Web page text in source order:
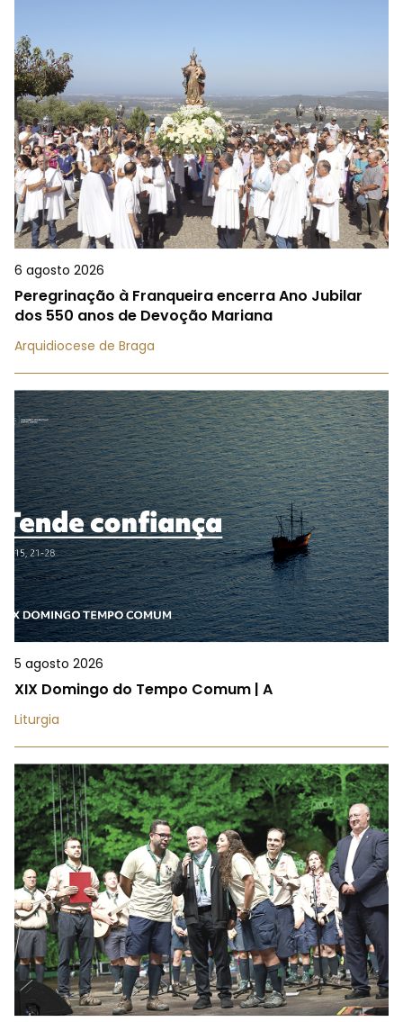
6 agosto 2026
Peregrinação à Franqueira encerra Ano Jubilar
dos 550 anos de Devoção Mariana
Arquidiocese de Braga
5 agosto 2026
XIX Domingo do Tempo Comum | A
Liturgia